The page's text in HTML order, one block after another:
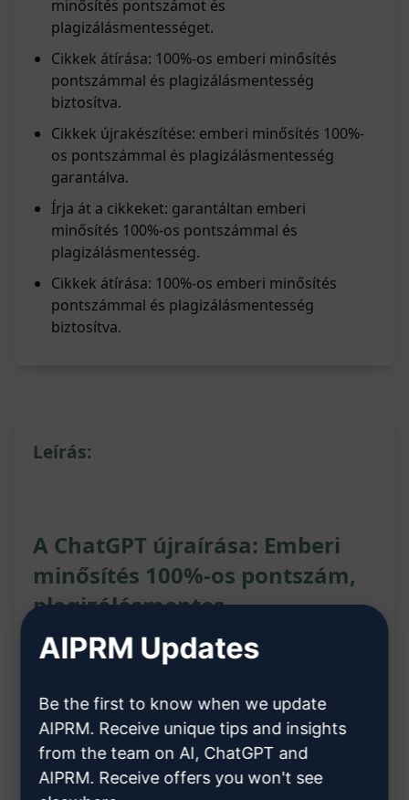
minősítés pontszámot és
plagizálásmentességet.
Cikkek átírása: 100%-os emberi minősítés
pontszámmal és plagizálásmentesség
biztosítva.
Cikkek újrakészítése: emberi minősítés 100%-
os pontszámmal és plagizálásmentesség
garantálva.
Írja át a cikkeket: garantáltan emberi
minősítés 100%-os pontszámmal és
plagizálásmentesség.
Cikkek átírása: 100%-os emberi minősítés
pontszámmal és plagizálásmentesség
biztosítva.
Leírás:
A ChatGPT újraírása: Emberi
minősítés 100%-os pontszám,
plagizálásmentes
A ChatGPT segítségével bármely cikk újraírható,
hogy 100%-os emberi pontszámot és
plagizálásmentességet érjünk el. Az újraírt cikkek
frissek, eredeti tartalmúak lesznek, amelyeket
emberi minősítés alapján értékelnek, így
AIPRM Updates
Be the first to know when we update
AIPRM. Receive unique tips and insights
from the team on AI, ChatGPT and
AIPRM. Receive offers you won't see